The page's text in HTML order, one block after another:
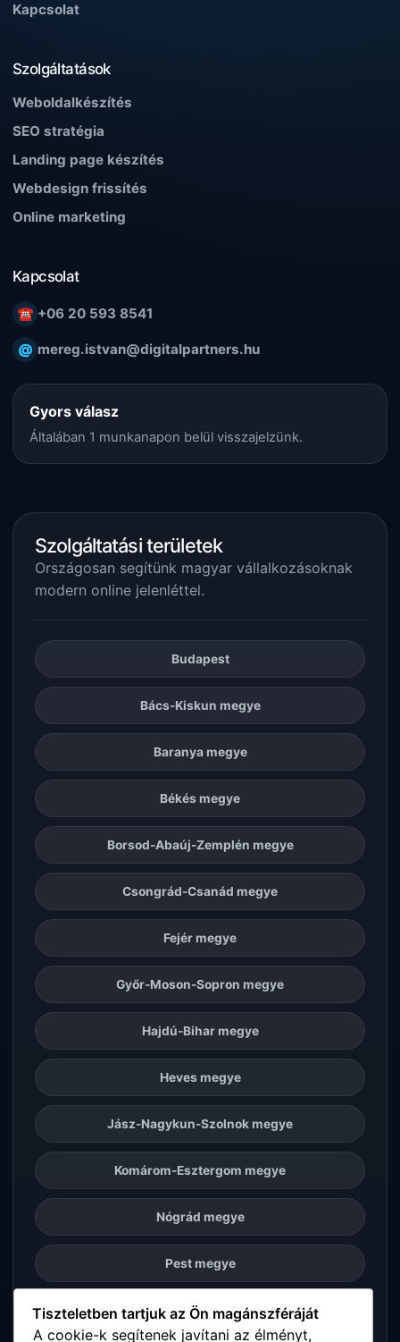
Kapcsolat
Szolgáltatások
Weboldalkészítés
SEO stratégia
Landing page készítés
Webdesign frissítés
Online marketing
Kapcsolat
☎ +06 20 593 8541
@ mereg.istvan@digitalpartners.hu
Gyors válasz
Általában 1 munkanapon belül visszajelzünk.
Szolgáltatási területek
Országosan segítünk magyar vállalkozásoknak
modern online jelenléttel.
Budapest
Bács-Kiskun megye
Baranya megye
Békés megye
Borsod-Abaúj-Zemplén megye
Csongrád-Csanád megye
Fejér megye
Győr-Moson-Sopron megye
Hajdú-Bihar megye
Heves megye
Jász-Nagykun-Szolnok megye
Komárom-Esztergom megye
Nógrád megye
Pest megye
Somogy megye
Tiszteletben tartjuk az Ön magánszféráját
A cookie-k segítenek javítani az élményt,